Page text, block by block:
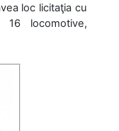
loc licitaţia cu
16 locomotive,